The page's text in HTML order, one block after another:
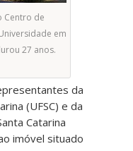
Centro de
em
27 anos.
da
(UFSC) e da
Catarina
imóvel situado